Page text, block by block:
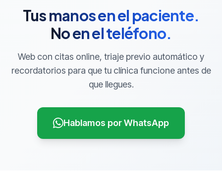
Tus manos en el paciente.
No en el teléfono.
Web con citas online, triaje previo automático y
recordatorios para que tu clínica funcione antes de
que llegues.
Hablamos por WhatsApp